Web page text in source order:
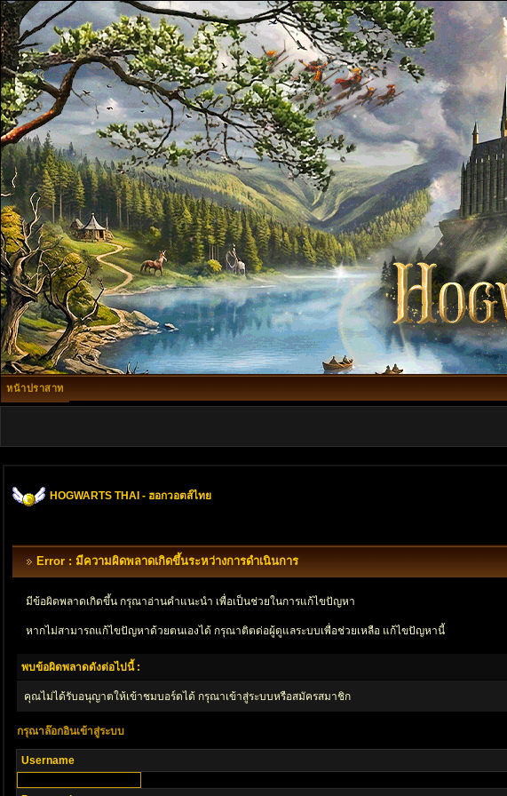
หน้าปราสาท
HOGWARTS THAI - ฮอกวอตส์ไทย
Error : มีความผิดพลาดเกิดขึ้นระหว่างการดำเนินการ
มีข้อผิดพลาดเกิดขึ้น กรุณาอ่านคำแนะนำ เพื่อเป็นช่วยในการแก้ไขปัญหา
หากไม่สามารถแก้ไขปัญหาด้วยตนเองได้ กรุณาติตด่อผู้ดูแลระบบเพื่อช่วยเหลือ แก้ไขปัญหานี้
พบข้อผิดพลาดดังต่อไปนี้ :
คุณไม่ได้รับอนุญาตให้เข้าชมบอร์ดได้ กรุณาเข้าสู่ระบบหรือสมัครสมาชิก
กรุณาล๊อกอินเข้าสู่ระบบ
Username